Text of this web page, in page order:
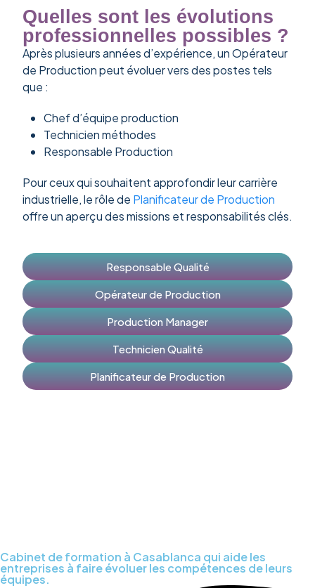
Quelles sont les évolutions
professionnelles possibles ?
Après plusieurs années d’expérience, un Opérateur
de Production peut évoluer vers des postes tels
que :
Chef d’équipe production
Technicien méthodes
Responsable Production
Pour ceux qui souhaitent approfondir leur carrière
industrielle, le rôle de Planificateur de Production
offre un aperçu des missions et responsabilités clés.
Responsable Qualité
Opérateur de Production
Production Manager
Technicien Qualité
Planificateur de Production
Cabinet de formation à Casablanca qui aide les
entreprises à faire évoluer les compétences de leurs
équipes.